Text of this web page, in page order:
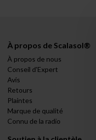
À propos de Scalasol®
À propos de nous
Conseil d'Expert
Avis
Retours
Plaintes
Marque de qualité
Connu de la radio